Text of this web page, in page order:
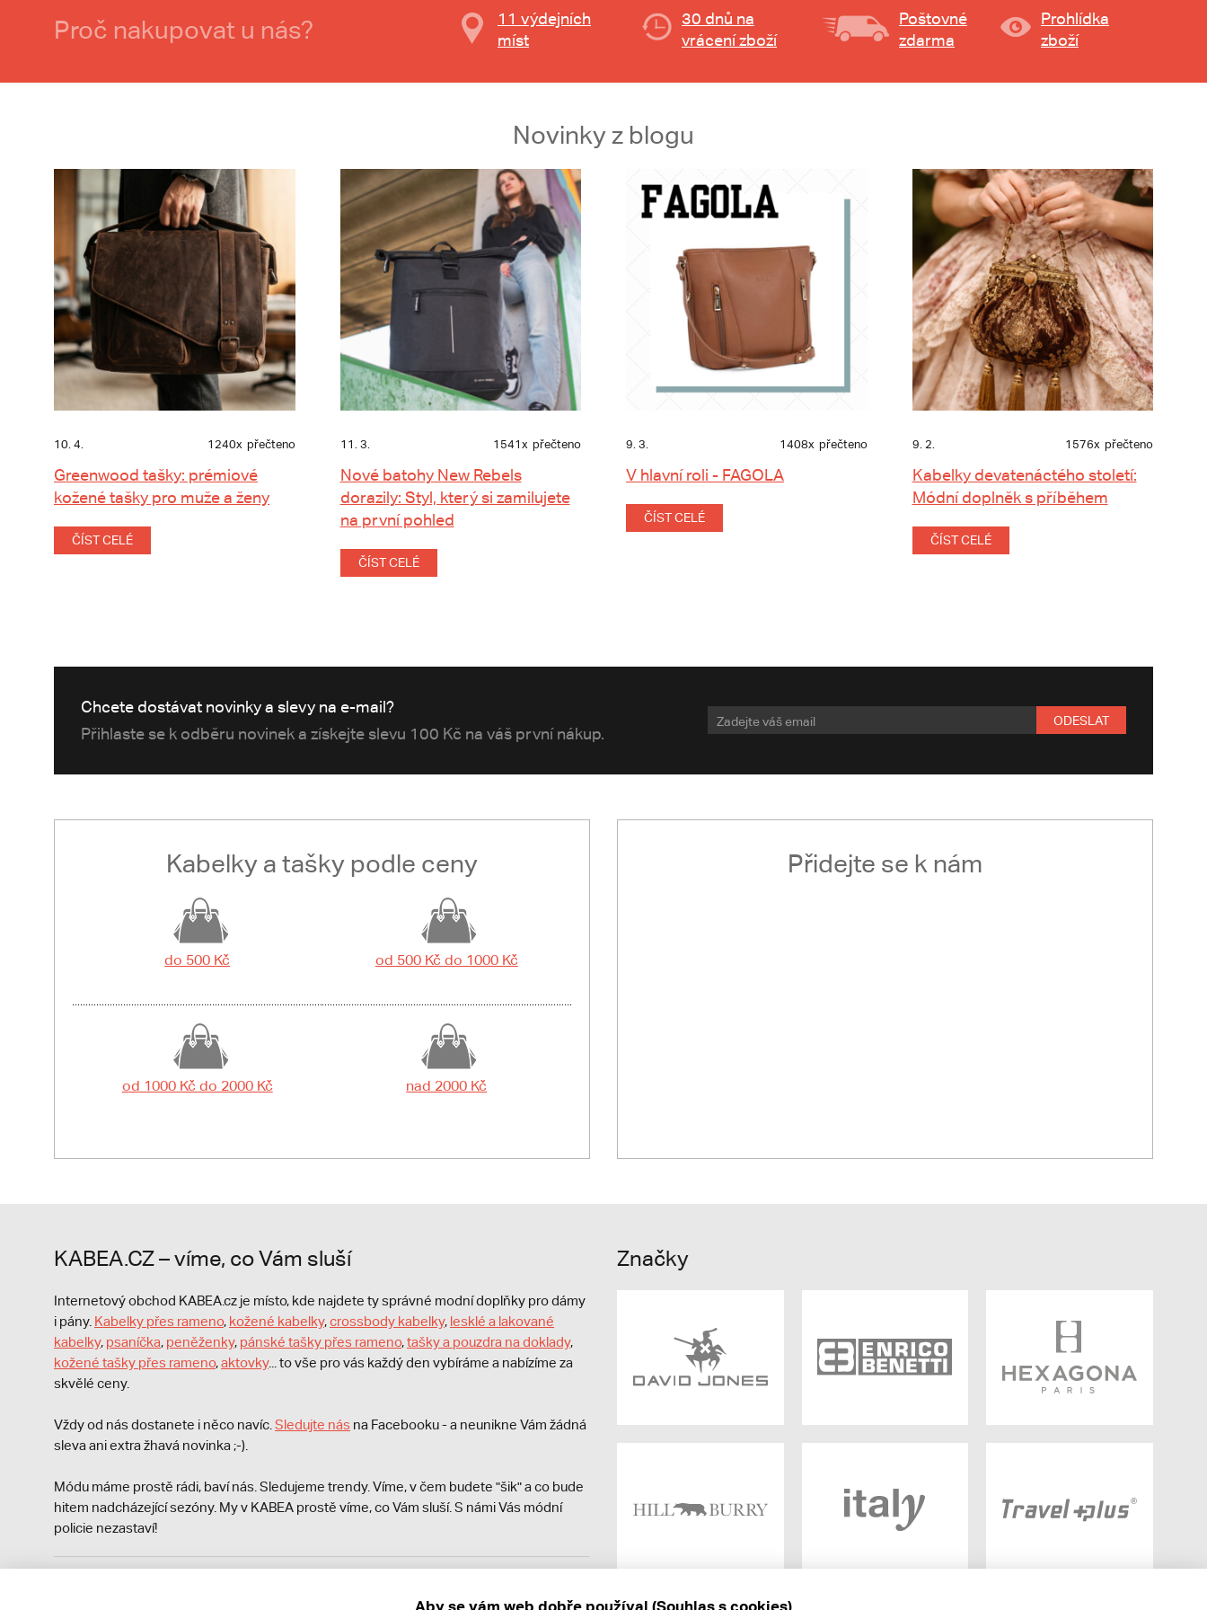
Proč nakupovat u nás?
11 výdejních
míst
30 dnů na
vrácení zboží
Poštovné
zdarma
Prohlídka
zboží
Novinky z blogu
10. 4. 1240x přečteno
Greenwood tašky: prémiové
kožené tašky pro muže a ženy
ČÍST CELÉ
11. 3. 1541x přečteno
Nové batohy New Rebels
dorazily: Styl, který si zamilujete
na první pohled
ČÍST CELÉ
9. 3. 1408x přečteno
V hlavní roli - FAGOLA
ČÍST CELÉ
9. 2. 1576x přečteno
Kabelky devatenáctého století:
Módní doplněk s příběhem
ČÍST CELÉ
Chcete dostávat novinky a slevy na e-mail?
Přihlaste se k odběru novinek a získejte slevu 100 Kč na váš první nákup.
ODESLAT
Kabelky a tašky podle ceny
do 500 Kč od 500 Kč do 1000 Kč
od 1000 Kč do 2000 Kč nad 2000 Kč
Přidejte se k nám
KABEA.CZ – víme, co Vám sluší
Internetový obchod KABEA.cz je místo, kde najdete ty správné modní doplňky pro dámy
i pány. Kabelky přes rameno, kožené kabelky,crossbody kabelky, lesklé a lakované
kabelky, psaníčka, peněženky, pánské tašky přes rameno,tašky a pouzdra na doklady,
kožené tašky přes rameno,aktovky... to vše pro vás každý den vybíráme a nabízíme za
skvělé ceny.
Vždy od nás dostanete i něco navíc. Sledujte nás na Facebooku - a neunikne Vám žádná
sleva ani extra žhavá novinka ;-).
Módu máme prostě rádi, baví nás. Sledujeme trendy. Víme, v čem budete "šik" a co bude
hitem nadcházející sezóny. My v KABEA prostě víme, co Vám sluší. S námi Vás módní
policie nezastaví!
Zároveň je povinen zaevidovat přijatou tržbu u správce daně online; v případě
Značky
Aby se vám web dobře používal (Souhlas s cookies)